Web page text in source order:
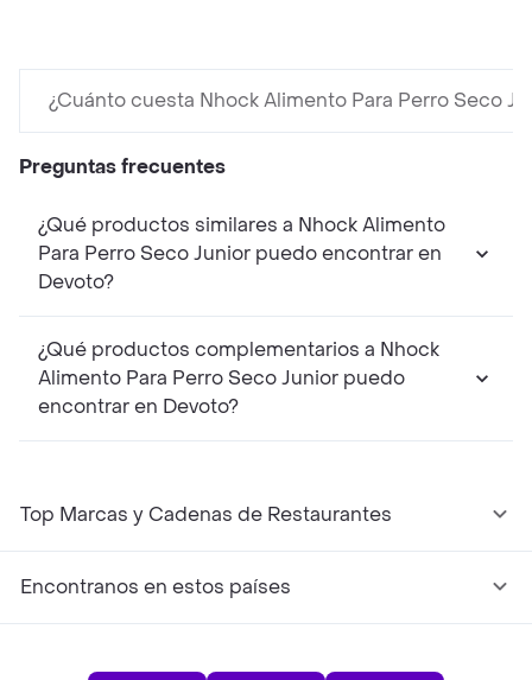
¿Cuánto cuesta Nhock Alimento Para Perro Seco
Preguntas frecuentes
¿Qué productos similares a Nhock Alimento
Para Perro Seco Junior puedo encontrar en
Devoto?
¿Qué productos complementarios a Nhock
Alimento Para Perro Seco Junior puedo
encontrar en Devoto?
Top Marcas y Cadenas de Restaurantes
Encontranos en estos países